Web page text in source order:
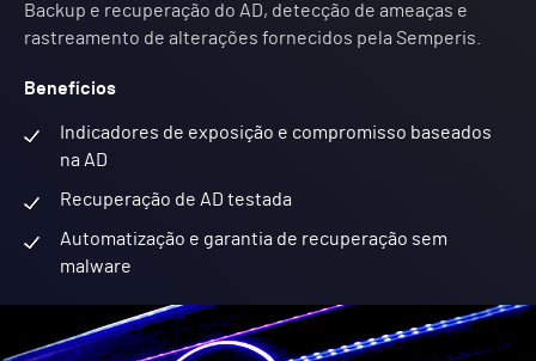
Backup e recuperação do AD, detecção de ameaças e
rastreamento de alterações fornecidos pela Semperis.
Benefícios
Indicadores de exposição e compromisso baseados
na AD
Recuperação de AD testada
Automatização e garantia de recuperação sem
malware